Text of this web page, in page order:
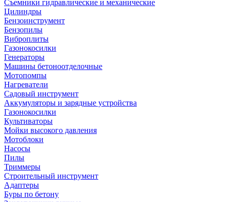
Съемники гидравлические и механические
Цилиндры
Бензоинструмент
Бензопилы
Виброплиты
Газонокосилки
Генераторы
Машины бетоноотделочные
Мотопомпы
Нагреватели
Садовый инструмент
Аккумуляторы и зарядные устройства
Газонокосилки
Культиваторы
Мойки высокого давления
Мотоблоки
Насосы
Пилы
Триммеры
Строительный инструмент
Адаптеры
Буры по бетону